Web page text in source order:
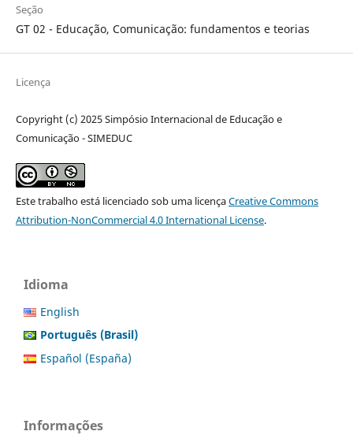
Seção
GT 02 - Educação, Comunicação: fundamentos e teorias
Licença
Copyright (c) 2025 Simpósio Internacional de Educação e
Comunicação - SIMEDUC
Este trabalho está licenciado sob uma licençaCreative Commons
Attribution-NonCommercial 4.0 International License.
Idioma
English
Português (Brasil)
Español (España)
Informações